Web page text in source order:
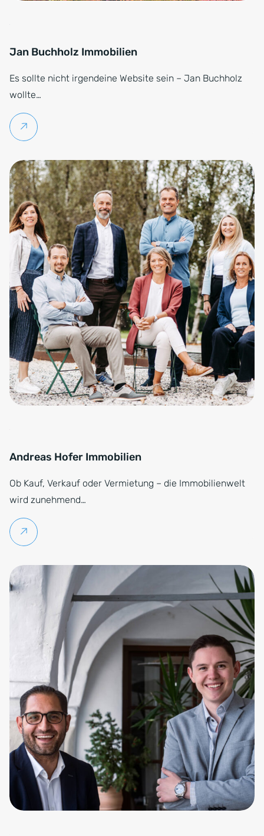
Jan Buchholz Immobilien
Es sollte nicht irgendeine Website sein – Jan Buchholz
wollte…
Weiterlesen
Andreas Hofer Immobilien
Ob Kauf, Verkauf oder Vermietung – die Immobilienwelt
wird zunehmend…
Weiterlesen